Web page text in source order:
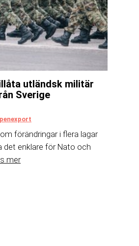
utländsk militär
Sverige
förändringar i flera lagar
enklare för Nato och
mer